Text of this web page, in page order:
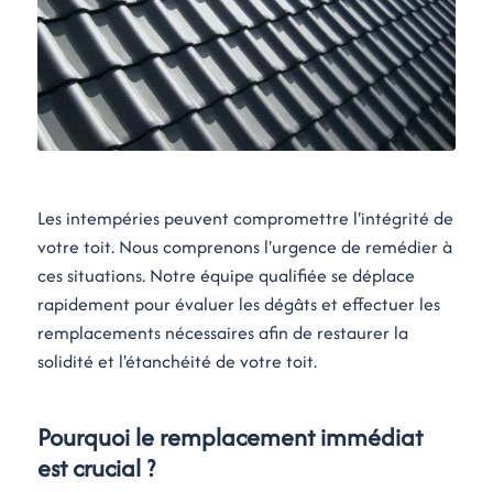
Les intempéries peuvent compromettre l'intégrité de
votre toit. Nous comprenons l'urgence de remédier à
ces situations. Notre équipe qualifiée se déplace
rapidement pour évaluer les dégâts et effectuer les
remplacements nécessaires afin de restaurer la
solidité et l'étanchéité de votre toit.
Pourquoi le remplacement immédiat
est crucial ?